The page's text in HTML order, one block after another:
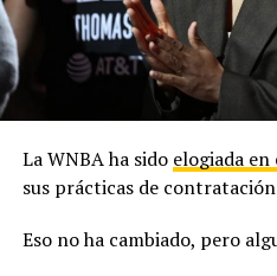
La WNBA ha sido elogiada
sus prácticas de
Eso no ha cambiado, pero